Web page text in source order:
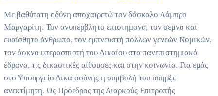
Με βαθύτατη οδύνη αποχαιρετώ τον δάσκαλο Λάμπρο
Μαργαρίτη. Τον ανυπέρβλητο επιστήμονα, τον σεμνό και
ευαίσθητο άνθρωπο, τον εμπνευστή πολλών γενεών Νομικών,
τον άοκνο υπερασπιστή του Δικαίου στα πανεπιστημιακά
έδρανα, τις δικαστικές αίθουσες και στην κοινωνία. Για εμάς
στο Υπουργείο Δικαιοσύνης η συμβολή του υπήρξε
ανεκτίμητη. Ως Πρόεδρος της Διαρκούς Επιτροπής